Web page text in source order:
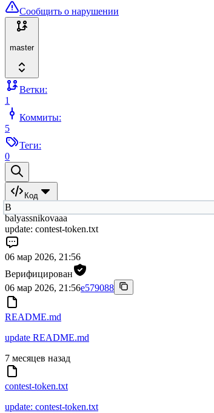
Сообщить о нарушении
master
Ветки:
1
Коммиты:
5
Теги:
0
Код
B
balyassnikovaaa
update: contest-token.txt
06 мар 2026, 21:56
Верифицирован
06 мар 2026, 21:56e579088
README.md
update README.md
7 месяцев назад
contest-token.txt
update: contest-token.txt